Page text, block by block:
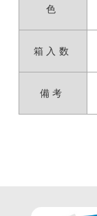
色
箱入数
備考